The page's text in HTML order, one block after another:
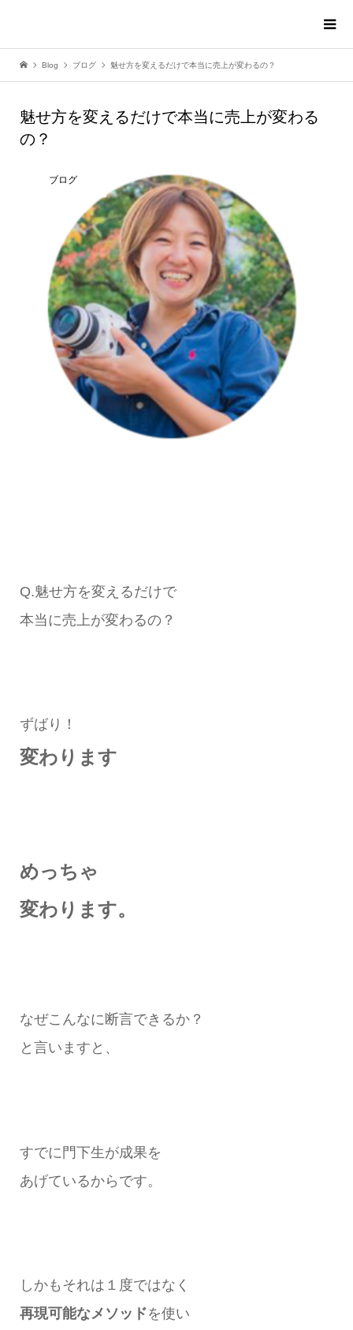
Blog ブログ 魅せ方を変えるだけで本当に売上が変わるの？
魅せ方を変えるだけで本当に売上が変わる
の？
ブログ
Q.魅せ方を変えるだけで
本当に売上が変わるの？
ずばり！
変わります
めっちゃ
変わります。
なぜこんなに断言できるか？
と言いますと、
すでに門下生が成果を
あげているからです。
しかもそれは１度ではなく
再現可能なメソッドを使い